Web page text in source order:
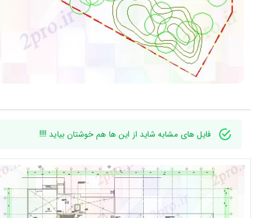
فایل های مشابه شاید از این ها هم خوشتان بیاید !!!!